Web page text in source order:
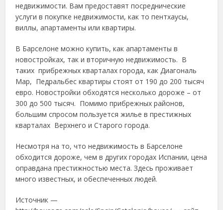
недвижимости. Вам предоставят посреднические
услуги в покупке недвижимости, как то пентхаусы,
виллы, апартаменты или квартиры.
В Барселоне можно купить, как апартаменты в
новостройках, так и вторичную недвижимость. В
таких прибрежных кварталах города, как Диагональ
Мар, Педральбес квартиры стоят от 190 до 200 тысяч
евро. Новостройки обходятся несколько дороже – от
300 до 500 тысяч. Помимо прибрежных районов,
большим спросом пользуется жилье в престижных
кварталах Верхнего и Старого города.
Несмотря на то, что недвижимость в Барселоне
обходится дороже, чем в других городах Испании, цена
оправдана престижностью места. Здесь проживает
много известных, и обеспеченных людей.
Источник —